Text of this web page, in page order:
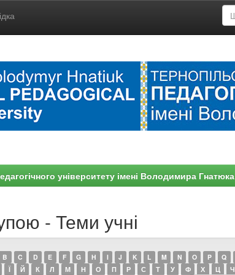
університету імені Володимира Гнатюка
- Теми учні
B C D E F G H I J K L M N O P Q
Ї Й К Л М Н О П Р С Т У Ф Х Ц Ч